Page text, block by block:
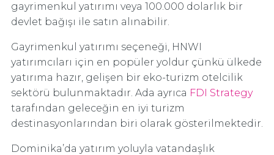
gayrimenkul yatırımı veya 100.000 dolarlık bir
devlet bağışı ile satın alınabilir.
Gayrimenkul yatırımı seçeneği, HNWI
yatırımcıları için en popüler yoldur çünkü ülkede
yatırıma hazır, gelişen bir eko-turizm otelcilik
sektörü bulunmaktadır. Ada ayrıca FDI Strategy
tarafından geleceğin en iyi turizm
destinasyonlarından biri olarak gösterilmektedir.
Dominika’da yatırım yoluyla vatandaşlık